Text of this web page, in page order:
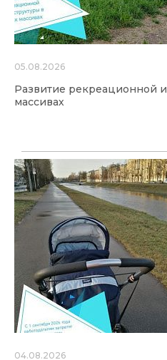
05.08.2026
Развитие рекреационной
массивах
04.08.2026